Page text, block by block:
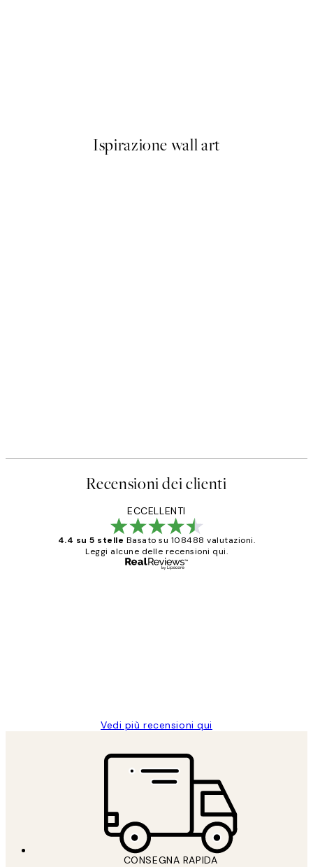
Ispirazione wall art
Recensioni dei clienti
ECCELLENTI
4.4 su 5 stelle Basato su 108488 valutazioni.
Leggi alcune delle recensioni qui.
Vedi più recensioni qui
CONSEGNA RAPIDA